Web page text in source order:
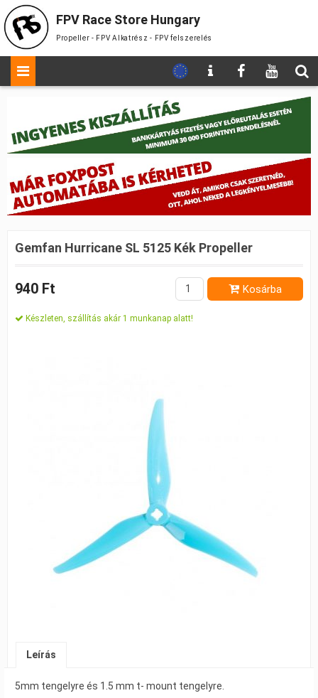
FPV Race Store Hungary
Propeller - FPV Alkatrész - FPV felszerelés
Gemfan Hurricane SL 5125 Kék Propeller
940 Ft Kosárba
Készleten, szállítás akár 1 munkanap alatt!
Leírás
5mm tengelyre és 1.5 mm t- mount tengelyre.